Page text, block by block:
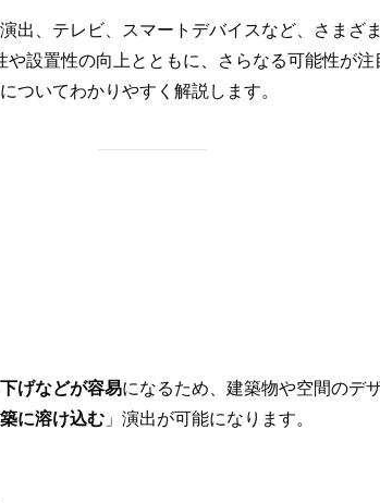
、テレビ、スマートデバイスなど、さまざ
設置性の向上とともに、さらなる可能性が注
についてわかりやすく解説します。
げなどが容易になるため、建築物や空間のデ
に溶け込む 」演出が可能になります。